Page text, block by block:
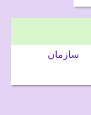
سازمان